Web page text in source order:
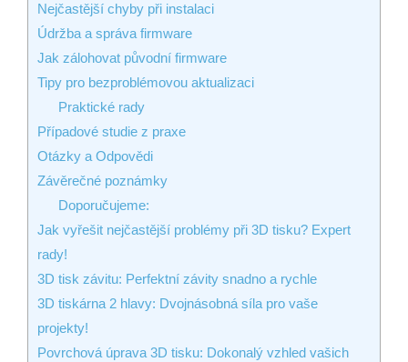
Nejčastější chyby při instalaci
Údržba a správa firmware
Jak zálohovat původní firmware
Tipy pro bezproblémovou aktualizaci
Praktické rady
Případové studie z praxe
Otázky a Odpovědi
Závěrečné poznámky
Doporučujeme:
Jak vyřešit nejčastější problémy při 3D tisku? Expert
rady!
3D tisk závitu: Perfektní závity snadno a rychle
3D tiskárna 2 hlavy: Dvojnásobná síla pro vaše
projekty!
Povrchová úprava 3D tisku: Dokonalý vzhled vašich